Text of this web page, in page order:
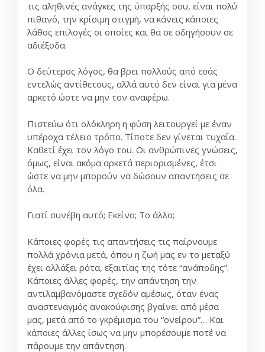
τις αληθινές ανάγκες της ύπαρξής σου, είναι πολύ
πιθανό, την κρίσιμη στιγμή, να κάνεις κάποιες
λάθος επιλογές οι οποίες και θα σε οδηγήσουν σε
αδιέξοδα.
Ο δεύτερος λόγος, θα βρει πολλούς από εσάς
εντελώς αντίθετους, αλλά αυτό δεν είναι για μένα
αρκετό ώστε να μην τον αναφέρω.
Πιστεύω ότι ολόκληρη η φύση λειτουργεί με έναν
υπέροχα τέλειο τρόπο. Τίποτε δεν γίνεται τυχαία.
Καθετί έχει τον λόγο του. Οι ανθρώπινες γνώσεις,
όμως, είναι ακόμα αρκετά περιορισμένες, έτσι
ώστε να μην μπορούν να δώσουν απαντήσεις σε
όλα.
Γιατί συνέβη αυτό; Εκείνο; Το άλλο;
Κάποιες φορές τις απαντήσεις τις παίρνουμε
πολλά χρόνια μετά, όπου η ζωή μας εν το μεταξύ
έχει αλλάξει ρότα, εξαιτίας της τότε “ανάποδης”.
Κάποιες άλλες φορές, την απάντηση την
αντιλαμβανόμαστε σχεδόν αμέσως, όταν ένας
αναστεναγμός ανακούφισης βγαίνει από μέσα
μας, μετά από το γκρέμισμα του “ονείρου”… Και
κάποιες άλλες ίσως να μην μπορέσουμε ποτέ να
πάρουμε την απάντηση.